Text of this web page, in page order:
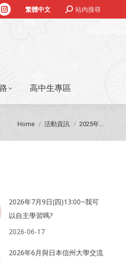
Instagram
繁體中文 Search:站內搜尋
高中生專區
You are here:
Home 活動資訊 2025年...
2026年7月9日(四)13:00~我可
以自主學習嗎?
2026-06-17
2026年6月與日本信州大學交流
高中生專區